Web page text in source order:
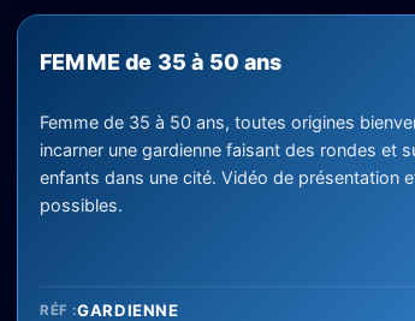
FEMME de 35 à 50 ans
Femme de 35 à 50 ans, toutes origines
incarner une gardienne faisant des rondes et
enfants dans une cité. Vidéo de présentation
possibles.
RÉF :GARDIENNE